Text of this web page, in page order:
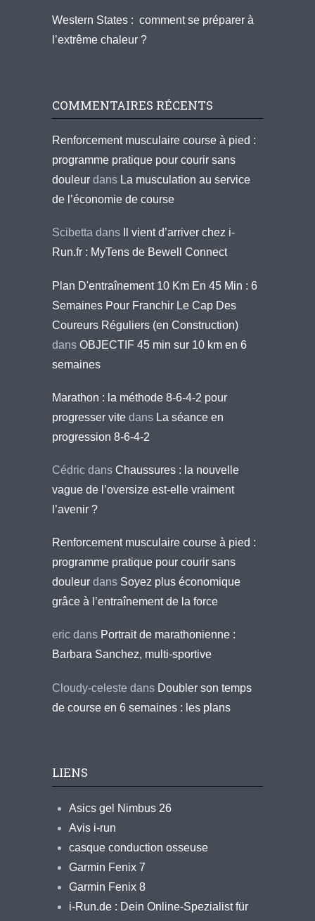
Western States : comment se préparer à
l’extrême chaleur ?
COMMENTAIRES RÉCENTS
Renforcement musculaire course à pied :
programme pratique pour courir sans
douleur dans La musculation au service
de l’économie de course
Scibetta dans
Il vient d’arriver chez i-
Run.fr : MyTens de Bewell Connect
Plan D'entraînement 10 Km En 45 Min : 6
Semaines Pour Franchir Le Cap Des
Coureurs Réguliers (en Construction)
dans OBJECTIF 45 min sur 10 km en 6
semaines
Marathon : la méthode 8-6-4-2 pour
progresser vite dans La séance en
progression 8-6-4-2
Cédric dans Chaussures : la nouvelle
vague de l’oversize est-elle vraiment
l’avenir ?
Renforcement musculaire course à pied :
programme pratique pour courir sans
douleur dans Soyez plus économique
grâce à l’entraînement de la force
eric dans Portrait de marathonienne :
Barbara Sanchez, multi-sportive
Cloudy-celeste dans Doubler son temps
de course en 6 semaines : les plans
LIENS
Asics gel Nimbus 26
Avis i-run
casque conduction osseuse
Garmin Fenix 7
Garmin Fenix 8
i-Run.de : Dein Online-Spezialist für